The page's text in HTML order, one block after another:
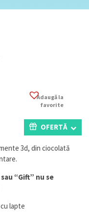
Adaugă la
favorite
OFERTĂ
3d, din ciocolată
“Gift” nu se
lapte